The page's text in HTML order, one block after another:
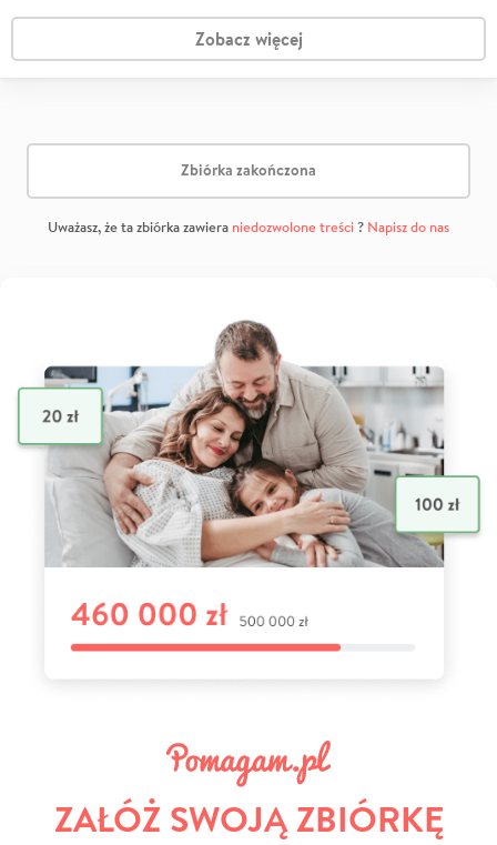
Zobacz więcej
Zbiórka zakończona
Uważasz, że ta zbiórka zawiera niedozwolone treści? Napisz do nas
ZAŁÓŻ SWOJĄ ZBIÓRKĘ